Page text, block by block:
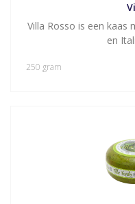
Villa Rosso is een kaas
en
250 gram